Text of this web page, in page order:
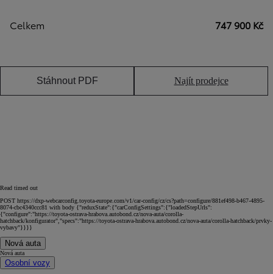
Celkem 747 900 Kč
Stáhnout PDF Najít prodejce
Read timed out
POST https://dxp-webcarconfig.toyota-europe.com/v1/car-config/cz/cs?path=configure/881ef498-b467-4895-
8074-cbc4340ccc81 with body {"reduxState":{"carConfigSettings":{"loadedStepUrls":
{"configure":"https://toyota-ostrava-hrabova.autobond.cz/nova-auta/corolla-
hatchback/konfigurator","specs":"https://toyota-ostrava-hrabova.autobond.cz/nova-auta/corolla-hatchback/prvky-
vybavy"}}}}
Nová auta
Nová auta
Osobní vozy